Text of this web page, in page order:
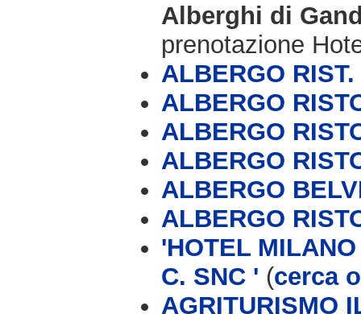
Alberghi di
prenotazione
ALBERGO
ALBERGO
ALBERGO
ALBERGO
ALBERGO
ALBERGO
'HOTEL
C. SNC ' (cerca
AGRITURISMO